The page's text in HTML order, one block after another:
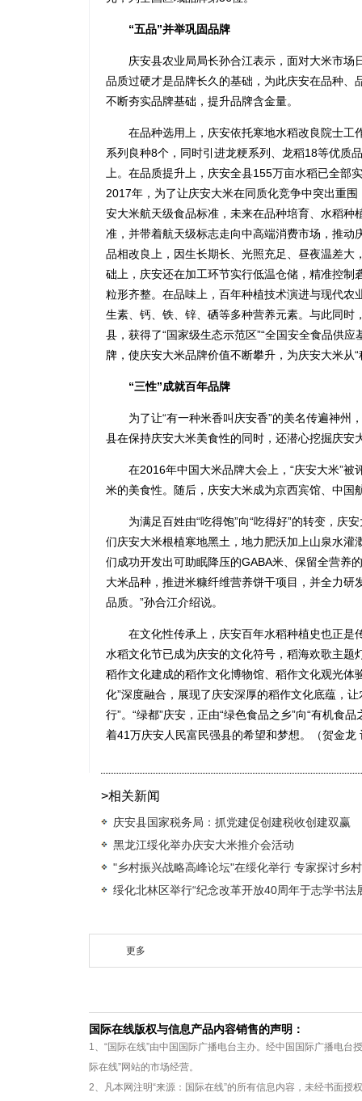
“五品”并举巩固品牌
庆安县农业局局长孙合江表示，面对大米市场
品质过硬才是品牌长久的基础，为此庆安在品种、
不断夯实品牌基础，提升品牌含金量。
在品种选用上，庆安依托寒地水稻改良院士工
系列良种8个，同时引进龙粳系列、龙稻18等优质
上。在品质提升上，庆安全县155万亩水稻已全部
2017年，为了让庆安大米在同质化竞争中突出重
安大米航天级食品标准，未来在品种培育、水稻种
准，并带着航天级标志走向中高端消费市场，推
品相改良上，因生长期长、光照充足、昼夜温差
础上，庆安还在加工环节实行低温仓储，精准控
粒形齐整。在品味上，百年种植技术演进与现代
生素、钙、铁、锌、硒等多种营养元素。与此同时
县，获得了“国家级生态示范区”“全国安全食品供
牌，使庆安大米品牌价值不断攀升，为庆安大米从
“三性”成就百年品牌
为了让“有一种米香叫庆安香”的美名传遍神州
县在保持庆安大米美食性的同时，还潜心挖掘庆安
在2016年中国大米品牌大会上，“庆安大米”被
米的美食性。随后，庆安大米成为京西宾馆、中国
为满足百姓由“吃得饱”向“吃得好”的转变，庆
们庆安大米根植寒地黑土，地力肥沃加上山泉水
们成功开发出可助眠降压的GABA米、保留全营养
大米品种，推进米糠纤维营养饼干项目，并全力
品质。”孙合江介绍说。
在文化性传承上，庆安百年水稻种植史也正是
水稻文化节已成为庆安的文化符号，稻海欢歌主
稻作文化建成的稻作文化博物馆、稻作文化观光体
化”深度融合，展现了庆安深厚的稻作文化底蕴，
行”。“绿都”庆安，正由“绿色食品之乡”向“有机食
着41万庆安人民富民强县的希望和梦想。（贺金龙
>相关新闻
庆安县国家税务局：抓党建促创建税收创建双赢
黑龙江绥化举办庆安大米推介会活动
"乡村振兴战略高峰论坛"在绥化举行 专家探讨乡
绥化北林区举行“纪念改革开放40周年于志学书法
更多
国际在线版权与信息产品内容销售的声明：
1、“国际在线”由中国国际广播电台主办。经中国国际广播电台
际在线”网站的市场经营。
2、凡本网注明“来源：国际在线”的所有信息内容，未经书面